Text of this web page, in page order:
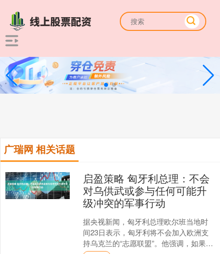
广瑞网 相关话题
启盈策略 匈牙利总理：不会
对乌供武或参与任何可能升
级冲突的军事行动
据央视新闻，匈牙利总理欧尔班当地时
间23日表示，匈牙利将不会加入欧洲支
持乌克兰的“志愿联盟”。他强调，如果欧